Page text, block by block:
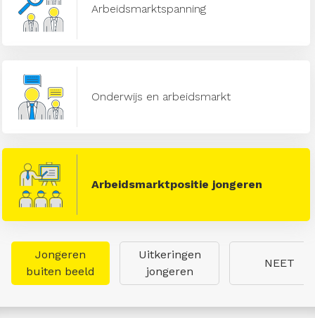
Arbeidsmarktspanning
Onderwijs en arbeidsmarkt
Arbeidsmarktpositie jongeren
Jongeren
buiten beeld
Uitkeringen
jongeren
NEET